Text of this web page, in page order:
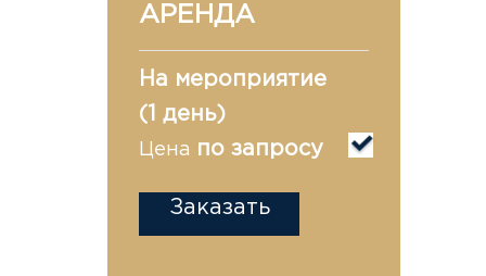
АРЕНДА
На мероприятие
(1 день)
Цена по запросу
Заказать